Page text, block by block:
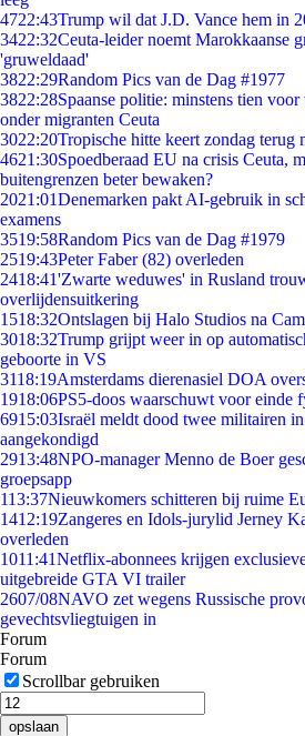
4722:43Trump wil dat J.D. Vance hem in
3422:32Ceuta-leider noemt Marokkaanse
'gruweldaad'
3822:29Random Pics van de Dag #1977
3822:28Spaanse politie: minstens tien
onder migranten Ceuta
3022:20Tropische hitte keert zondag terug
4621:30Spoedberaad EU na crisis Ceuta,
buitengrenzen beter bewaken?
2021:01Denemarken pakt AI-gebruik in
examens
3519:58Random Pics van de Dag #1979
2519:43Peter Faber (82) overleden
2418:41'Zwarte weduwes' in Rusland
overlijdensuitkering
1518:32Ontslagen bij Halo Studios na
3018:32Trump grijpt weer in op
geboorte in VS
3118:19Amsterdams dierenasiel DOA
1918:06PS5-doos waarschuwt voor einde
6915:03Israël meldt dood twee militairen
aangekondigd
2913:48NPO-manager Menno de Boer
groepsapp
113:37Nieuwkomers schitteren bij ruime
1412:19Zangeres en Idols-jurylid Jerney
overleden
1011:41Netflix-abonnees krijgen
uitgebreide GTA VI trailer
2607/08NAVO zet wegens Russische
gevechtsvliegtuigen in
Forum
Forum
Scrollbar gebruiken
opslaan